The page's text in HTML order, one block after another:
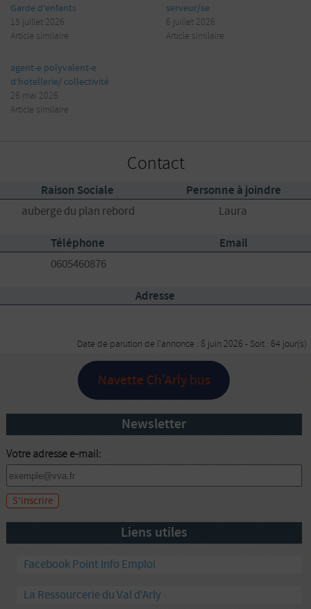
Garde d’enfants
15 juillet 2026
Article similaire
serveur/se
6 juillet 2026
Article similaire
agent-e polyvalent-e
d’hotellerie/ collectivité
26 mai 2026
Article similaire
Contact
Raison Sociale Personne à joindre
auberge du plan rebord Laura
Téléphone Email
0605460876
Adresse
Date de parution de l'annonce : 8 juin 2026 - Soit : 64 jour(s)
Navette Ch'Arly bus
Newsletter
Votre adresse e-mail:
Liens utiles
Facebook Point Info Emploi
La Ressourcerie du Val d'Arly